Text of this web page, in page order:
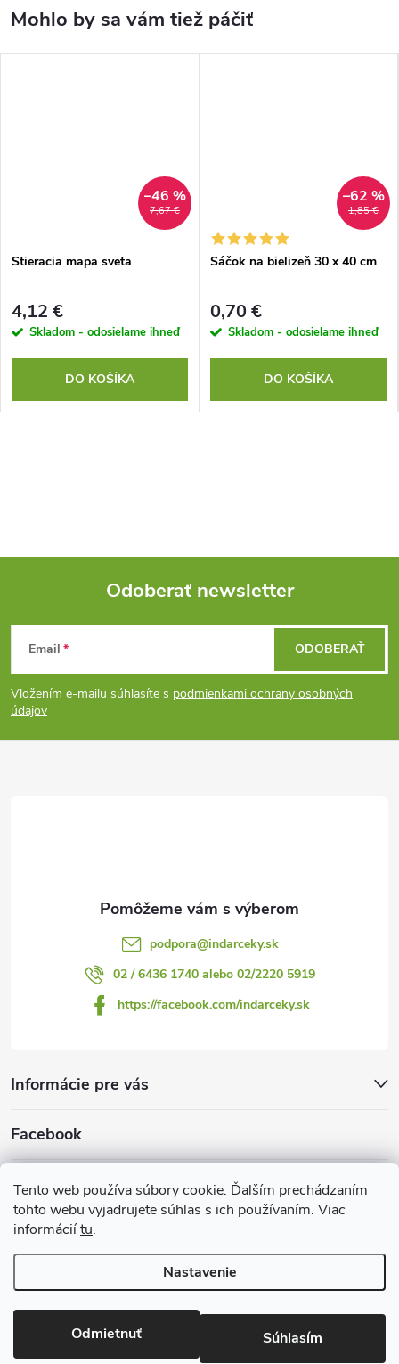
Tento web používa súbory cookie. Ďalším prechádzaním
tohto webu vyjadrujete súhlas s ich používaním. Viac
informáciítu.
Nastavenie
Odmietnuť Súhlasím
7,67 €
–46 %
Stieracia mapa sveta
4,12 €
Skladom - odosielame ihneď
DO KOŠÍKA
1,85 €
–62 %
Sáčok na bielizeň 30 x 40 cm
0,70 €
Skladom - odosielame ihneď
DO KOŠÍKA
Z
á
p
Odoberať newsletter
Email
Vložením e-mailu súhlasíte s podmienkami ochrany osobných
údajov
ODOBERAŤ
podpora@indarceky.sk
02 / 6436 1740 alebo 02/2220 5919
https://facebook.com/indarceky.sk
Informácie pre vás
Facebook
Prijímame online platby
Copyright 2026Indarčeky.sk. Všetky práva vyhradené.Upraviť
nastavenie cookies